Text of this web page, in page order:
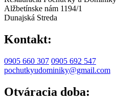
Alžbetínske nám 1194/1
Dunajská Streda
Kontakt:
0905 660 307 0905 692 547
pochutkyudominiky@gmail.com
Otváracia doba: